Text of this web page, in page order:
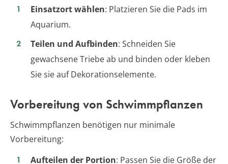
Einsatzort wählen: Platzieren Sie die Pads im
Aquarium.
Teilen und Aufbinden: Schneiden Sie
gewachsene Triebe ab und binden oder kleben
Sie sie auf Dekorationselemente.
Vorbereitung von Schwimmpflanzen
Schwimmpflanzen benötigen nur minimale
Vorbereitung:
Aufteilen der Portion: Passen Sie die Größe der